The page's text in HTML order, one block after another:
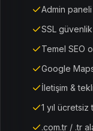
Admin
SSL
Temel SEO
Google
İletişim &
1 yıl
.com.tr / .tr